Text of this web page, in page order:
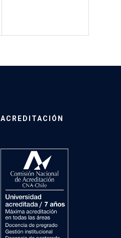
ACREDITACIÓN